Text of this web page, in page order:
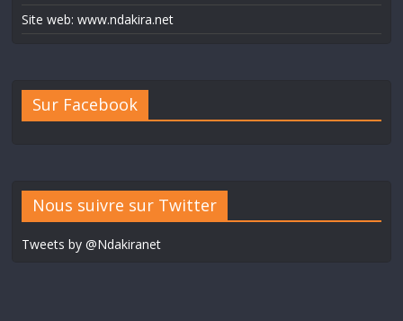
Site web: www.ndakira.net
Sur Facebook
Nous suivre sur Twitter
Tweets by @Ndakiranet